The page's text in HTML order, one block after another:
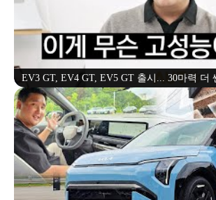
EV3 GT, EV4 GT, EV5 GT 출시... 30마력 더
GT, AWD, 듀얼모터, 고성능